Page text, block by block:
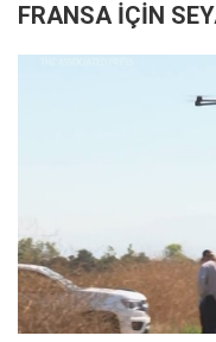
FRANSA İÇİN